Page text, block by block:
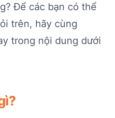
Để các bạn có thể
trên, hãy cùng
trong nội dung dưới